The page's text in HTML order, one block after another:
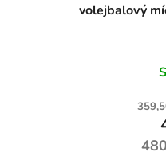
volejbalový